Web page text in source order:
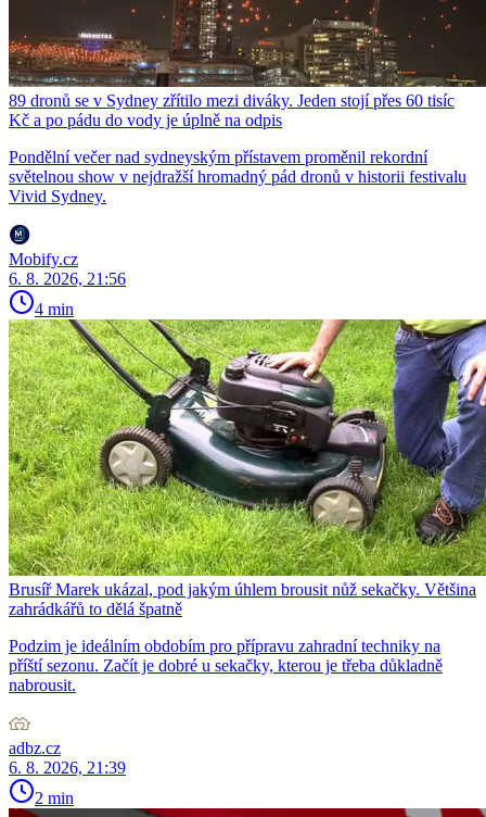
89 dronů se v Sydney zřítilo mezi diváky. Jeden stojí přes 60 tisíc
Kč a po pádu do vody je úplně na odpis
Pondělní večer nad sydneyským přístavem proměnil rekordní
světelnou show v nejdražší hromadný pád dronů v historii festivalu
Vivid Sydney.
Mobify.cz
6. 8. 2026, 21:56
4 min
Brusíř Marek ukázal, pod jakým úhlem brousit nůž sekačky. Většina
zahrádkářů to dělá špatně
Podzim je ideálním obdobím pro přípravu zahradní techniky na
příští sezonu. Začít je dobré u sekačky, kterou je třeba důkladně
nabrousit.
adbz.cz
6. 8. 2026, 21:39
2 min